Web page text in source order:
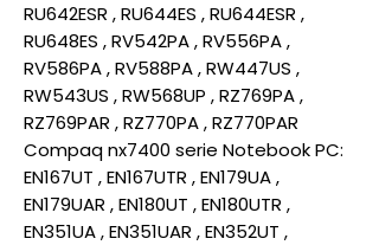
RU642ESR , RU644ES , RU644ESR ,
RU648ES , RV542PA , RV556PA ,
RV586PA , RV588PA , RW447US ,
RW543US , RW568UP , RZ769PA ,
RZ769PAR , RZ770PA , RZ770PAR
Compaq nx7400 serie Notebook PC:
EN167UT , EN167UTR , EN179UA ,
EN179UAR , EN180UT , EN180UTR ,
EN351UA , EN351UAR , EN352UT ,